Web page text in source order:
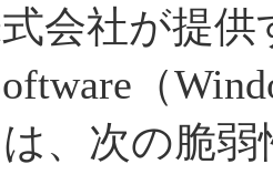
会社が提供
（
は、次の脆